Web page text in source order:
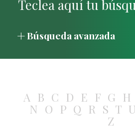
Búsqueda avanzada
A B C D E F G H
N O P Q R S T U
Z